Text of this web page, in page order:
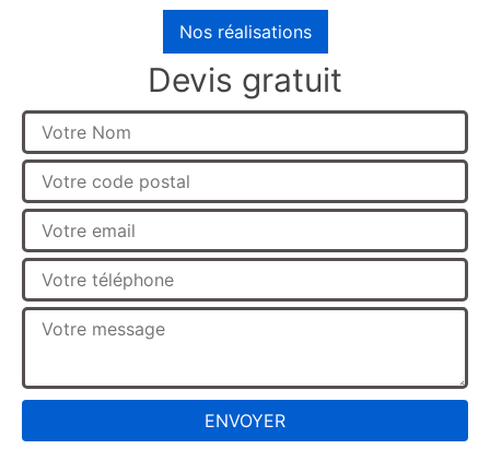
Nos réalisations
Devis gratuit